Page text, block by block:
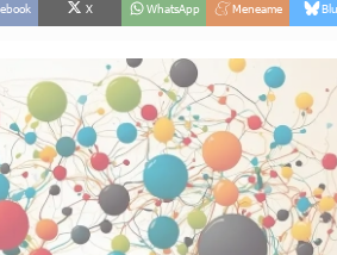
X WhatsApp Meneame